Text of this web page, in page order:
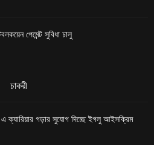
পেমেন্ট সুবিধা চালু
চাকরী
এ ক্যারিয়ার গড়ার সুযোগ দিচ্ছে ইগলু আইসক্রিম